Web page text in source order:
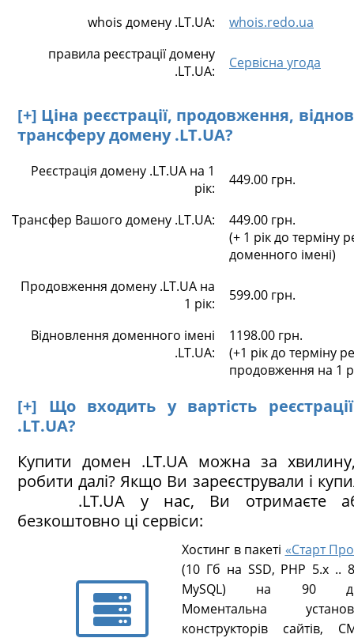
whois домену .LT.UA:
whois.redo.ua
правила реєстрації домену
.LT.UA:
Сервісна угода
[+] Ціна реєстрації, продовження,
трансферу домену .LT.UA?
Реєстрація домену .LT.UA на 1
рік:
449.00 грн.
Трансфер Вашого домену .LT.UA:
449.00 грн.
(+ 1 рік до терміну
доменного імені)
Продовження домену .LT.UA на
1 рік:
599.00 грн.
Відновлення доменного імені
.LT.UA:
1198.00 грн.
(+1 рік до терміну
продовження на 1
[+] Що входить у вартість
.LT.UA?
Купити домен .LT.UA можна за
робити далі? Якщо Ви зареєстрували і
.LT.UA у нас, Ви отримаєте
безкоштовно ці сервіси:
Хостинг в пакеті «Старт
(10 Гб на SSD, PHP 5.х ..
MySQL) на 90
Моментальна
конструкторів сайтів,